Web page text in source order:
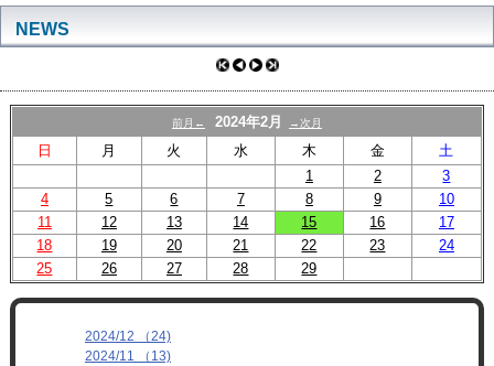
プロフィール
リンク
NEWS
前月← 2024年2月 →次月
日 月 火 水 木 金
土
1
2
3
4
5 6 7 8 9
10
11
12 13 14 15 16
17
18
19 20 21 22 23
24
25
26 27 28 29
2024/12 （24)
2024/11 （13)